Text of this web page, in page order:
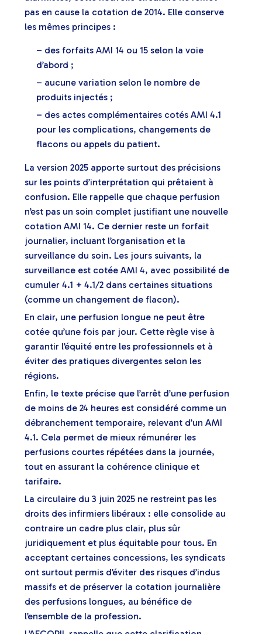
pas en cause la cotation de 2014. Elle conserve
les mêmes principes :
– des forfaits AMI 14 ou 15 selon la voie
d’abord ;
– aucune variation selon le nombre de
produits injectés ;
– des actes complémentaires cotés AMI 4.1
pour les complications, changements de
flacons ou appels du patient.
La version 2025 apporte surtout des précisions
sur les points d’interprétation qui prêtaient à
confusion. Elle rappelle que chaque perfusion
n’est pas un soin complet justifiant une nouvelle
cotation AMI 14. Ce dernier reste un forfait
journalier, incluant l’organisation et la
surveillance du soin. Les jours suivants, la
surveillance est cotée AMI 4, avec possibilité de
cumuler 4.1 + 4.1/2 dans certaines situations
(comme un changement de flacon).
En clair, une perfusion longue ne peut être
cotée qu’une fois par jour. Cette règle vise à
garantir l’équité entre les professionnels et à
éviter des pratiques divergentes selon les
régions.
Enfin, le texte précise que l’arrêt d’une perfusion
de moins de 24 heures est considéré comme un
débranchement temporaire, relevant d’un AMI
4.1. Cela permet de mieux rémunérer les
perfusions courtes répétées dans la journée,
tout en assurant la cohérence clinique et
tarifaire.
La circulaire du 3 juin 2025 ne restreint pas les
droits des infirmiers libéraux : elle consolide au
contraire un cadre plus clair, plus sûr
juridiquement et plus équitable pour tous. En
acceptant certaines concessions, les syndicats
ont surtout permis d’éviter des risques d’indus
massifs et de préserver la cotation journalière
des perfusions longues, au bénéfice de
l’ensemble de la profession.